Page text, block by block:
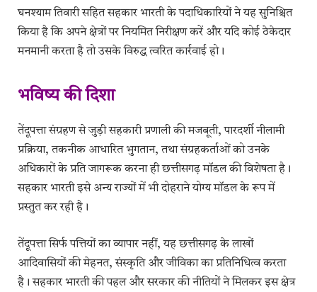
घनश्याम तिवारी सहित सहकार भारती के पदाधिकारियों ने यह सुनिश्चित
किया है कि अपने क्षेत्रों पर नियमित निरीक्षण करें और यदि कोई ठेकेदार
मनमानी करता है तो उसके विरुद्ध त्वरित कार्रवाई हो।
भविष्य की दिशा
तेंदूपत्ता संग्रहण से जुड़ी सहकारी प्रणाली की मजबूती, पारदर्शी नीलामी
प्रक्रिया, तकनीक आधारित भुगतान, तथा संग्रहकर्ताओं को उनके
अधिकारों के प्रति जागरूक करना ही छत्तीसगढ़ मॉडल की विशेषता है।
सहकार भारती इसे अन्य राज्यों में भी दोहराने योग्य मॉडल के रूप में
प्रस्तुत कर रही है।
तेंदूपत्ता सिर्फ पत्तियों का व्यापार नहीं, यह छत्तीसगढ़ के लाखों
आदिवासियों की मेहनत, संस्कृति और जीविका का प्रतिनिधित्व करता
है। सहकार भारती की पहल और सरकार की नीतियों ने मिलकर इस क्षेत्र